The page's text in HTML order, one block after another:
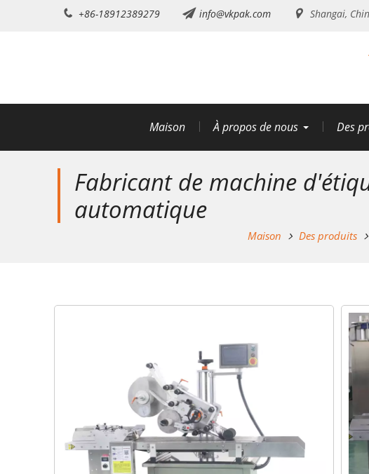
+86-18912389279 info@vkpak.com Shangai,
Maison À propos de nous Des
Fabricant de machine
automatique
Maison Des produits